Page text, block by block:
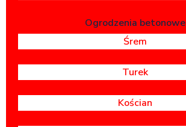
Ogrodzenia betonowe
Śrem
Turek
Kościan